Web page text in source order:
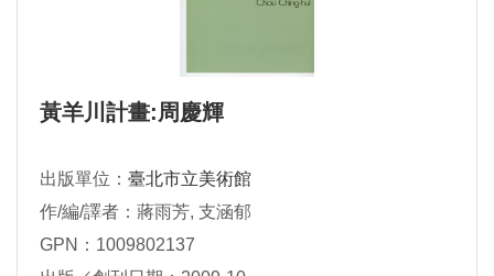
黃羊川計畫:周慶輝
出版單位： 臺北市立美術館
作/編/譯者：蔣雨芳, 支涵郁
GPN：1009802137